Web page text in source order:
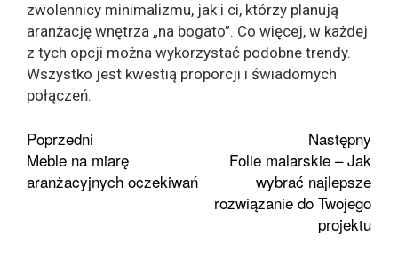
zwolennicy minimalizmu, jak i ci, którzy planują
aranżację wnętrza „na bogato”. Co więcej, w każdej
z tych opcji można wykorzystać podobne trendy.
Wszystko jest kwestią proporcji i świadomych
połączeń.
Zobacz
wpisy
Poprzedni
Meble na miarę
aranżacyjnych oczekiwań
Następny
Folie malarskie – Jak
wybrać najlepsze
rozwiązanie do Twojego
projektu